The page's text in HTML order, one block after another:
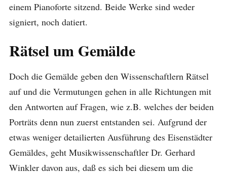
einem Pianoforte sitzend. Beide Werke sind weder
signiert, noch datiert.
Rätsel um Gemälde
Doch die Gemälde geben den Wissenschaftlern Rätsel
auf und die Vermutungen gehen in alle Richtungen mit
den Antworten auf Fragen, wie z.B. welches der beiden
Porträts denn nun zuerst entstanden sei. Aufgrund der
etwas weniger detailierten Ausführung des Eisenstädter
Gemäldes, geht Musikwissenschaftler Dr. Gerhard
Winkler davon aus, daß es sich bei diesem um die